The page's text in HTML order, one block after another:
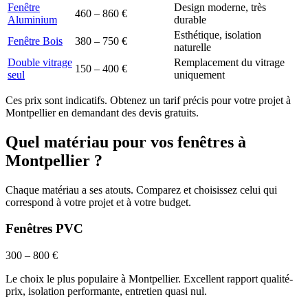
Fenêtre
Aluminium
460 – 860 €
Design moderne, très
durable
Fenêtre Bois
380 – 750 €
Esthétique, isolation
naturelle
Double vitrage
seul
150 – 400 €
Remplacement du vitrage
uniquement
Ces prix sont indicatifs. Obtenez un tarif précis pour votre projet à
Montpellieren demandant des devis gratuits.
Quel matériau pour vos fenêtres à
Montpellier ?
Chaque matériau a ses atouts. Comparez et choisissez celui qui
correspond à votre projet et à votre budget.
Fenêtres PVC
300 – 800 €
Le choix le plus populaire à Montpellier. Excellent rapport qualité-
prix, isolation performante, entretien quasi nul.